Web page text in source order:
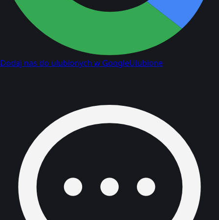
Dodaj nas do ulubionych w GoogleUlubione